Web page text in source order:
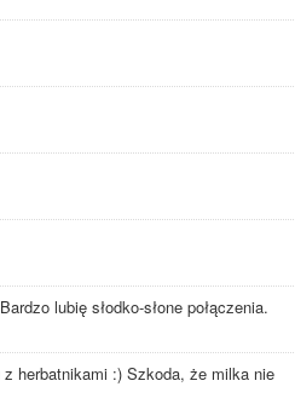
lubię słodko-słone połączenia.
herbatnikami :) Szkoda, że milka nie